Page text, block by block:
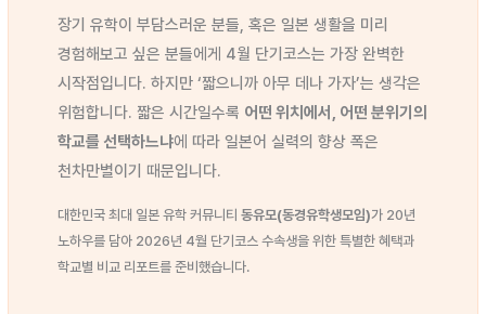
장기 유학이 부담스러운 분들, 혹은 일본 생활을 미리
경험해보고 싶은 분들에게 4월 단기코스는 가장 완벽한
시작점입니다. 하지만 ‘짧으니까 아무 데나 가자’는 생각은
위험합니다. 짧은 시간일수록 어떤 위치에서, 어떤 분위기의
학교를 선택하느냐에 따라 일본어 실력의 향상 폭은
천차만별이기 때문입니다.
대한민국 최대 일본 유학 커뮤니티동유모(동경유학생모임)가 20년
노하우를 담아 2026년 4월 단기코스 수속생을 위한 특별한 혜택과
학교별 비교 리포트를 준비했습니다.